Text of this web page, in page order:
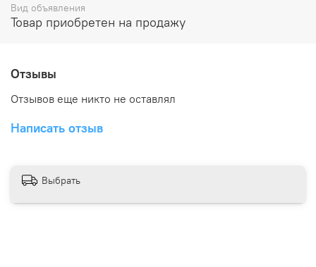
Вид объявления
Товар приобретен на продажу
Отзывы
Отзывов еще никто не оставлял
Написать отзыв
Выбрать